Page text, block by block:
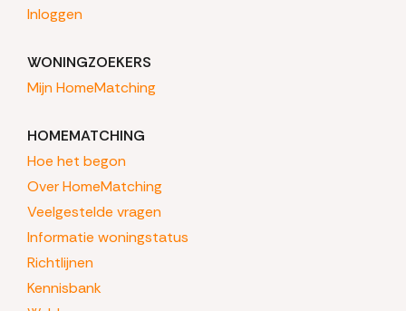
Inloggen
WONINGZOEKERS
Mijn HomeMatching
HOMEMATCHING
Hoe het begon
Over HomeMatching
Veelgestelde vragen
Informatie woningstatus
Richtlijnen
Kennisbank